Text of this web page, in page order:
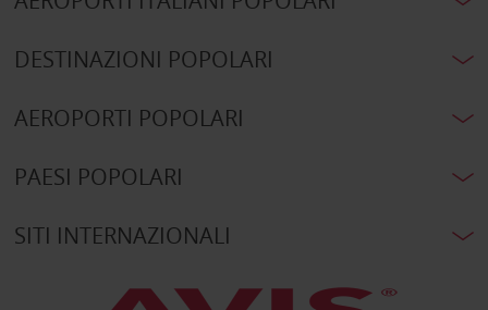
DESTINAZIONI POPOLARI
AEROPORTI POPOLARI
PAESI POPOLARI
SITI INTERNAZIONALI